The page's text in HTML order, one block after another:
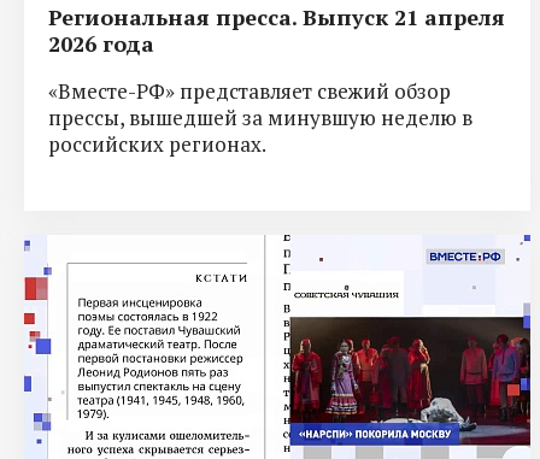
Региональная пресса. Выпуск 21 апреля
2026 года
«Вместе-РФ» представляет свежий обзор
прессы, вышедшей за минувшую неделю в
российских регионах.